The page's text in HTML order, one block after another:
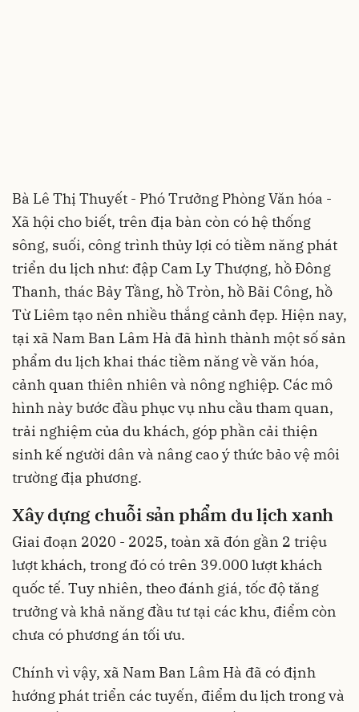
Bà Lê Thị Thuyết - Phó Trưởng Phòng Văn hóa -
Xã hội cho biết, trên địa bàn còn có hệ thống
sông, suối, công trình thủy lợi có tiềm năng phát
triển du lịch như: đập Cam Ly Thượng, hồ Đông
Thanh, thác Bảy Tầng, hồ Tròn, hồ Bãi Công, hồ
Từ Liêm tạo nên nhiều thắng cảnh đẹp. Hiện nay,
tại xã Nam Ban Lâm Hà đã hình thành một số sản
phẩm du lịch khai thác tiềm năng về văn hóa,
cảnh quan thiên nhiên và nông nghiệp. Các mô
hình này bước đầu phục vụ nhu cầu tham quan,
trải nghiệm của du khách, góp phần cải thiện
sinh kế người dân và nâng cao ý thức bảo vệ môi
trường địa phương.
Xây dựng chuỗi sản phẩm du lịch xanh
Giai đoạn 2020 - 2025, toàn xã đón gần 2 triệu
lượt khách, trong đó có trên 39.000 lượt khách
quốc tế. Tuy nhiên, theo đánh giá, tốc độ tăng
trưởng và khả năng đầu tư tại các khu, điểm còn
chưa có phương án tối ưu.
Chính vì vậy, xã Nam Ban Lâm Hà đã có định
hướng phát triển các tuyến, điểm du lịch trong và